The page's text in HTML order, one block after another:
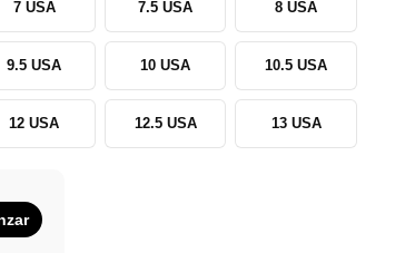
7 USA 7.5 USA 8 USA
9.5 USA 10 USA 10.5 USA
12 USA 12.5 USA 13 USA